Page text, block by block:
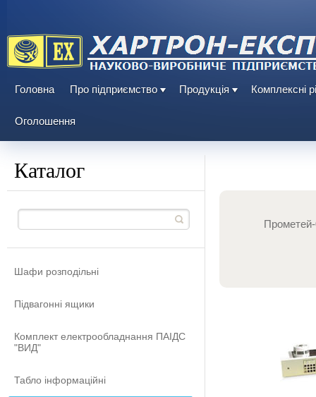
Головна Про підприємство Продукція Комплексні
Оголошення
Каталог
Шафи розподільні
Підвагонні ящики
Комплект електрообладнання ПАІДС
"ВИД"
Табло інформаційні